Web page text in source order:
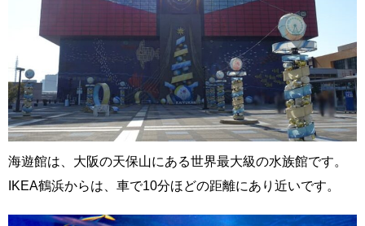
海遊館は、大阪の天保山にある世界最大級の水族館です。
IKEA鶴浜からは、車で10分ほどの距離にあり近いです。